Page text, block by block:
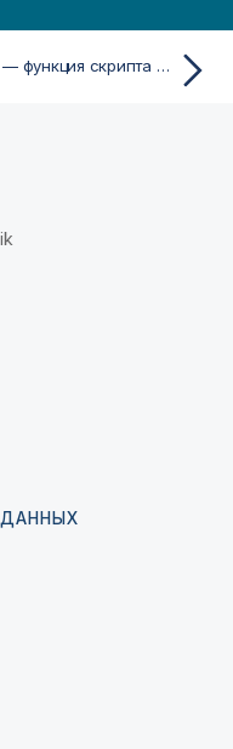
Mod — функция скриптa и диаграммы